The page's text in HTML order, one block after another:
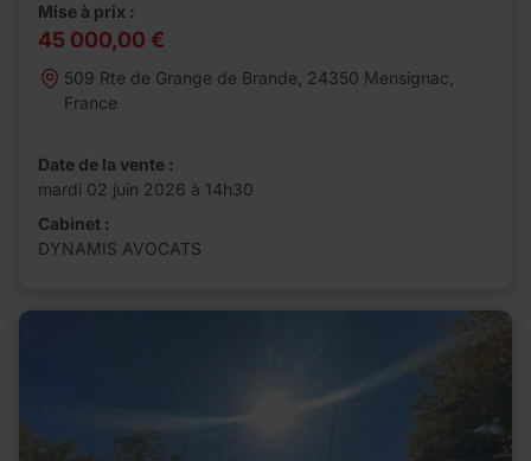
Mise à prix :
45 000,00 €
509 Rte de Grange de Brande, 24350 Mensignac,
France
Date de la vente :
mardi 02 juin 2026 à 14h30
Cabinet :
DYNAMIS AVOCATS